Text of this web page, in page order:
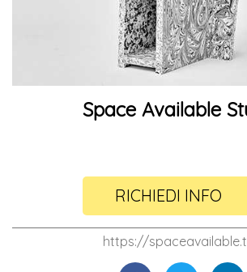
Space Available
RICHIEDI INFO
https://